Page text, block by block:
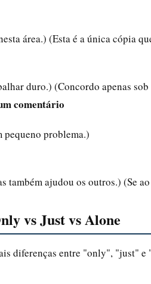
área.) (Esta é a única cópia
duro.) (Concordo apenas
comentário
pequeno problema.)
também ajudou os outros.) (Se
vs Just vs Alone
diferenças entre "only", "just"